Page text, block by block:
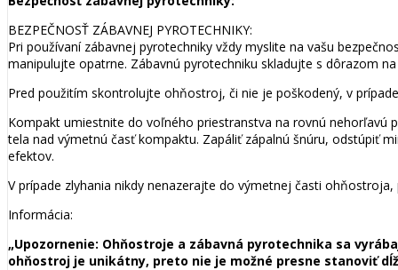
BEZPEČNOSŤ ZÁBAVNEJ PYROTECHNIKY:
Pri používaní zábavnej pyrotechniky vždy myslite na vašu
manipulujte opatrne. Zábavnú pyrotechniku skladujte s dôrazom
Pred použitím skontrolujte ohňostroj, či nie je poškodený, v
Kompakt umiestnite do voľného priestranstva na rovnú
tela nad výmetnú časť kompaktu. Zapáliť zápalnú šnúru, odstúpiť
efektov.
V prípade zlyhania nikdy nenazerajte do výmetnej časti
Informácia:
„Upozornenie: Ohňostroje a zábavná pyrotechnika sa
ohňostroj je unikátny, preto nie je možné presne stanoviť